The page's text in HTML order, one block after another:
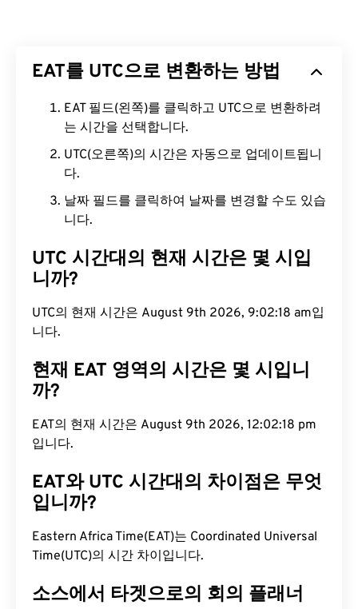
EAT를 UTC으로 변환하는 방법
EAT 필드(왼쪽)를 클릭하고 UTC으로 변환하려
는 시간을 선택합니다.
UTC(오른쪽)의 시간은 자동으로 업데이트됩니
다.
날짜 필드를 클릭하여 날짜를 변경할 수도 있습
니다.
UTC 시간대의 현재 시간은 몇 시입
니까?
UTC의 현재 시간은 August 9th 2026, 9:02:19 am입
니다.
현재 EAT 영역의 시간은 몇 시입니
까?
EAT의 현재 시간은 August 9th 2026, 12:02:19 pm
입니다.
EAT와 UTC 시간대의 차이점은 무엇
입니까?
Eastern Africa Time(EAT)는 Coordinated Universal
Time(UTC)의 시간 차이입니다.
소스에서 타겟으로의 회의 플래너